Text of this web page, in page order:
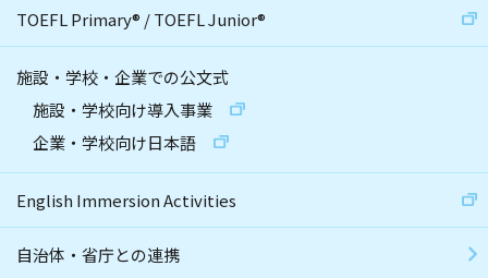
TOEFL Primary® /TOEFL Junior®
施設・学校・企業での公文式
施設・学校向け導入事業
企業・学校向け日本語
English Immersion Activities
自治体・省庁との連携